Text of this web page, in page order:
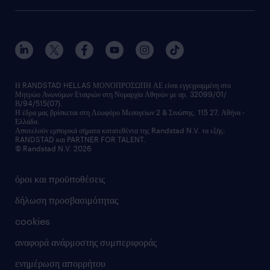
εκπαίδευση εργαζομένων
υπηρεσίες inhouse
υπηρεσίες redeployment
workforce insights
επικοινώνησε μαζί μας
τα γραφεία μας
δελτία τύπου
οικονομικά στοιχεία
επικοινώνησε μαζί μας
όροι και προϋποθέσεις
δήλωση προσβασιμότητας
cookies
αναφορά ανάρμοστης συμπεριφοράς
ενημέρωση απορρήτου
Η RANDSTAD HELLAS ΜΟΝΟΠΡΟΣΩΠΗ ΑΕ είναι εγγεγραμμένη στο
Μητρώο Ανωνύμων Εταιριών στη Νομαρχία Αθηνών με αρ. 32099/01/
Β/94/515(07).
Η έδρα μας βρίσκεται στη Λεωφόρο Μεσογείων 2 & Σινώπης, 115 27, Αθήνα -
Ελλάδα.
Αποτελούν εμπορικά σήματα κατατεθέντα της Randstad N.V. τα εξής:
RANDSTAD και PARTNER FOR TALENT.
© Randstad N.V. 2026